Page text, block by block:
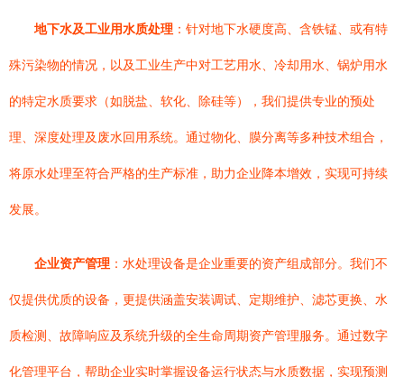
地下水及工业用水质处理 ：针对地下水硬度高、含铁锰、或有特
殊污染物的情况，以及工业生产中对工艺用水、冷却用水、锅炉用水
的特定水质要求（如脱盐、软化、除硅等），我们提供专业的预处
理、深度处理及废水回用系统。通过物化、膜分离等多种技术组合，
将原水处理至符合严格的生产标准，助力企业降本增效，实现可持续
发展。
企业资产管理 ：水处理设备是企业重要的资产组成部分。我们不
仅提供优质的设备，更提供涵盖安装调试、定期维护、滤芯更换、水
质检测、故障响应及系统升级的全生命周期资产管理服务。通过数字
化管理平台，帮助企业实时掌握设备运行状态与水质数据，实现预测